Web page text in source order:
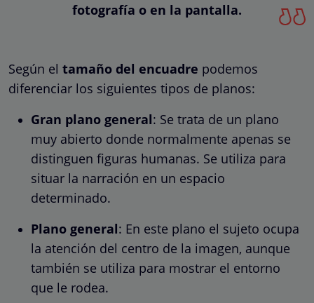
fotografía o en la pantalla.
Según el tamaño del encuadre podemos
diferenciar los siguientes tipos de planos:
Gran plano general: Se trata de un plano
muy abierto donde normalmente apenas se
distinguen figuras humanas. Se utiliza para
situar la narración en un espacio
determinado.
Plano general: En este plano el sujeto ocupa
la atención del centro de la imagen, aunque
también se utiliza para mostrar el entorno
que le rodea.